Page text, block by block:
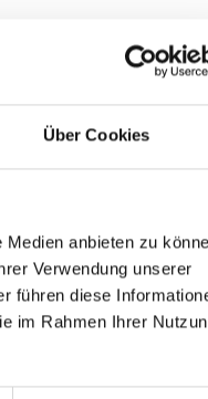
Über Cookies
anbieten zu
Verwendung unserer
führen diese
im Rahmen Ihrer